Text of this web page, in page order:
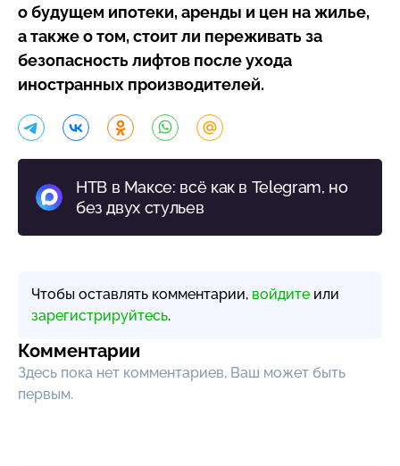
о будущем ипотеки, аренды и цен на жилье,
а также о том, стоит ли переживать за
безопасность лифтов после ухода
иностранных производителей.
НТВ в Максе: всё как в Telegram, но
без двух стульев
Чтобы оставлять комментарии, войдите или
зарегистрируйтесь.
Комментарии
Здесь пока нет комментариев, Ваш может быть
первым.